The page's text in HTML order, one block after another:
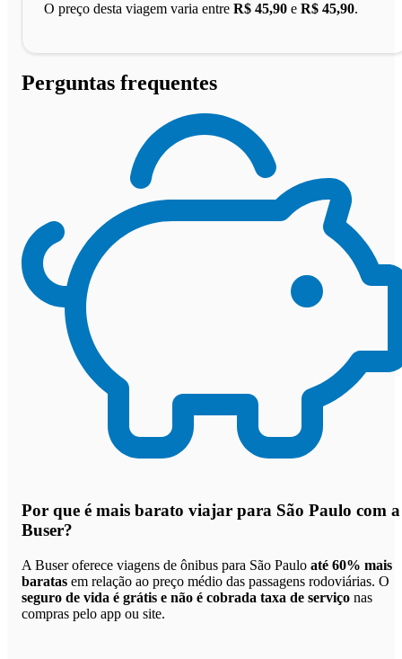
O preço desta viagem varia entre R$ 45,90 e R$ 45,90.
Perguntas frequentes
Por que é mais barato viajar para São Paulo com a
Buser?
A Buser oferece viagens de ônibus para São Paulo até 60% mais
baratas em relação ao preço médio das passagens rodoviárias. O
seguro de vida é grátis e não é cobrada taxa de serviço nas
compras pelo app ou site.